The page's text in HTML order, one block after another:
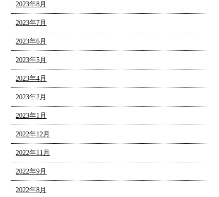
2023年8月
2023年7月
2023年6月
2023年5月
2023年4月
2023年2月
2023年1月
2022年12月
2022年11月
2022年9月
2022年8月